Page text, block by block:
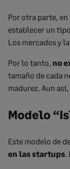
Por otra parte,
establecer un
Los mercados y
Por lo tanto, no
tamaño de cada
madurez. Aun
Modelo
Este modelo de
en las startups.